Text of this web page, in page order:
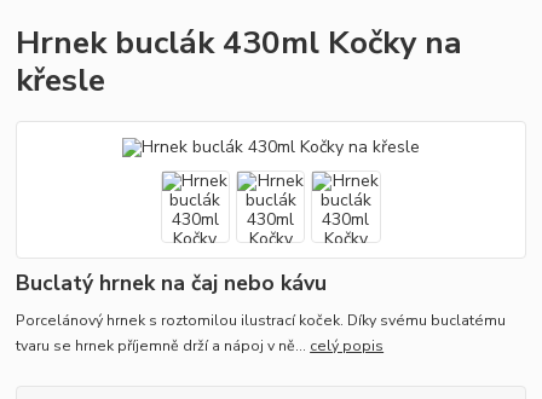
Hrnek buclák 430ml Kočky na
křesle
Buclatý hrnek na čaj nebo kávu
Porcelánový hrnek s roztomilou ilustrací koček. Díky svému buclatému
tvaru se hrnek příjemně drží a nápoj v ně... celý popis